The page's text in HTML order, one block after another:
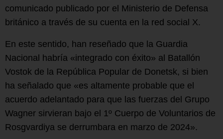
comunicado publicado por el Ministerio de Defensa
británico a través de su cuenta en la red social X.
En este sentido, han reseñado que la Guardia
Nacional habría «integrado con éxito» al Batallón
Vostok de la República Popular de Donetsk, si bien
ha señalado que «es altamente probable que el
acuerdo adelantado para que las fuerzas del Grupo
Wagner sirvieran bajo el 1º Cuerpo de Voluntarios de
Rosgvardiya se derrumbara en marzo de 2024».